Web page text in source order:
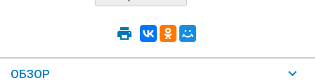
ОБЗОР